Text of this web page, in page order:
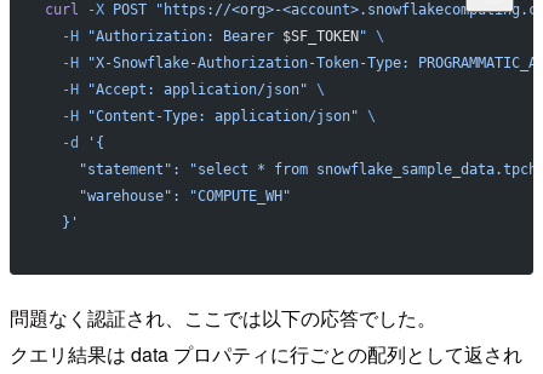
curl -X POST "https://<org>-
  -H
"Authorization: Bearer $SF_TOKEN " \
  -H
"X-Snowflake-Authorization-Token-Type:
  -H
"Accept: application/json" \
  -H
"Content-Type: application/json" \
  -d
'{
"statement": "select * from
    "warehouse": "COMPUTE_WH"
  }'
問題なく認証され、ここでは以下の応答でした。
クエリ結果は data プロパティに行ごとの配列として返され